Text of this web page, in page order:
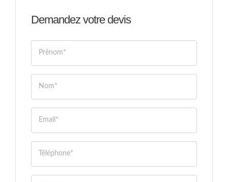
Demandez votre devis